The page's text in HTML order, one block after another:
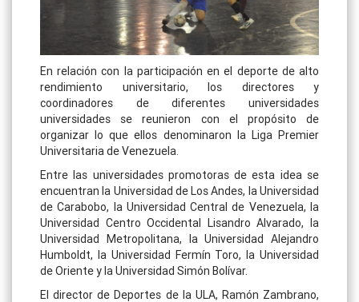
En relación con la participación en el deporte de alto
rendimiento universitario, los directores y
coordinadores de diferentes universidades
universidades se reunieron con el propósito de
organizar lo que ellos denominaron la Liga Premier
Universitaria de Venezuela.
Entre las universidades promotoras de esta idea se
encuentran la Universidad de Los Andes, la Universidad
de Carabobo, la Universidad Central de Venezuela, la
Universidad Centro Occidental Lisandro Alvarado, la
Universidad Metropolitana, la Universidad Alejandro
Humboldt, la Universidad Fermín Toro, la Universidad
de Oriente y la Universidad Simón Bolívar.
El director de Deportes de la ULA, Ramón Zambrano,